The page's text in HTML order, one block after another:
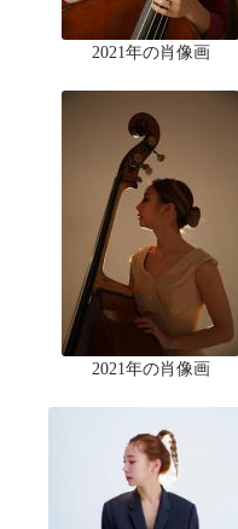
2021年の肖像画
2021年の肖像画